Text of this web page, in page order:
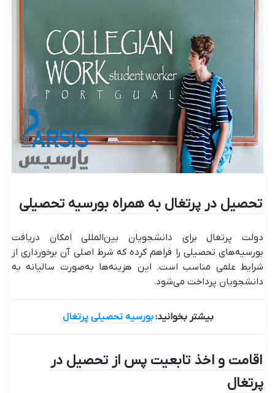
تحصیل در پرتغال به همراه بورسیه تحصیلی
دولت پرتغال برای دانشجویان بین‌المللی امکان دریافت
بورسیه‌های تحصیلی را فراهم کرده که شرط اصلی آن برخورداری از
شرایط علمی مناسب است. این هزینه‌ها به‌صورت سالیانه به
دانشجویان پرداخت می‌شود.
بیشتر بخوانید:بورسیه تحصیلی پرتغال
اقامت و اخذ تابعیت پس از تحصیل در
پرتغال